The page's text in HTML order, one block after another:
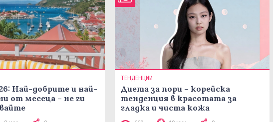
Най-добрите и най-
от месеца – не ги
ТЕНДЕНЦИИ
Диета за пори – корейска
тенденция в красотата за
гладка и чиста кожа